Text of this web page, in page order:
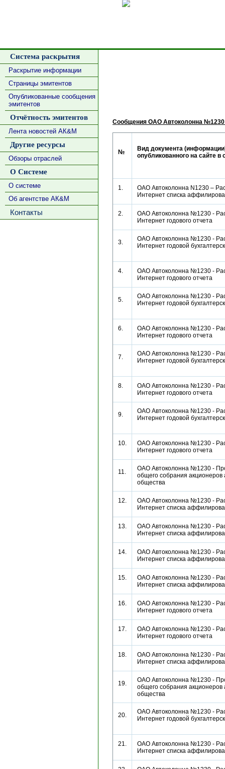
Система раскрытия
Раскрытие информации
Страницы эмитентов
Опубликованные сообщения
эмитентов
Отчётность эмитентов
Лента новостей АК&М
Другие ресурсы
Обзоры отраслей
О Системе
О системе
Об агентстве АК&М
Контакты
Сообщения ОАО Автоколонна
№
Вид документа
опубликованного на сайте в
1.
ОАО Автоколонна N1230 –
Интернет списка
2.
ОАО Автоколонна №1230 -
Интернет годового отчета
3.
ОАО Автоколонна №1230 -
Интернет годовой
4.
ОАО Автоколонна №1230 -
Интернет годового отчета
5.
ОАО Автоколонна №1230 -
Интернет годовой
6.
ОАО Автоколонна №1230 -
Интернет годового отчета
7.
ОАО Автоколонна №1230 -
Интернет годовой
8.
ОАО Автоколонна №1230 -
Интернет годового отчета
9.
ОАО Автоколонна №1230 -
Интернет годовой
10.
ОАО Автоколонна №1230 -
Интернет годового отчета
11.
ОАО Автоколонна №1230 -
общего собрания акционеров
общества
12.
ОАО Автоколонна №1230 -
Интернет списка
13.
ОАО Автоколонна №1230 -
Интернет списка
14.
ОАО Автоколонна №1230 -
Интернет списка
15.
ОАО Автоколонна №1230 -
Интернет списка
16.
ОАО Автоколонна №1230 -
Интернет годового отчета
17.
ОАО Автоколонна №1230 -
Интернет годового отчета
18.
ОАО Автоколонна №1230 -
Интернет списка
19.
ОАО Автоколонна №1230 -
общего собрания акционеров
общества
20.
ОАО Автоколонна №1230 -
Интернет годовой
21.
ОАО Автоколонна №1230 -
Интернет списка